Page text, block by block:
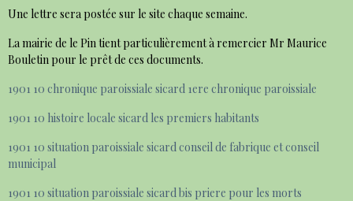
Une lettre sera postée sur le site chaque semaine.
La mairie de le Pin tient particulièrement à remercier Mr Maurice
Bouletin pour le prêt de ces documents.
1901 10 chronique paroissiale sicard 1ere chronique paroissiale
1901 10 histoire locale sicard les premiers habitants
1901 10 situation paroissiale sicard conseil de fabrique et conseil
municipal
1901 10 situation paroissiale sicard bis priere pour les morts